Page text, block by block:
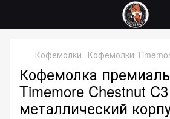
Кофемолки Кофемолки
Кофемолка
Timemore Chestnut
металлический